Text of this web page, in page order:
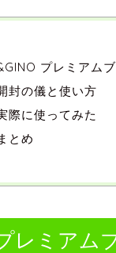
プレミアム
封の儀と使い方
際に使ってみた
とめ
レミアム